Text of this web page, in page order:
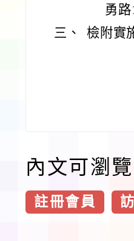
勇
三、
檢附實
內文可瀏覽
註冊會員